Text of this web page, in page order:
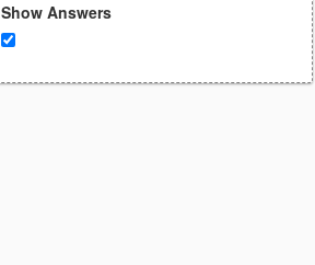
Show Answers